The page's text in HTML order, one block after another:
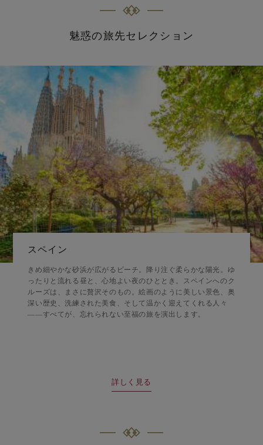
魅惑の旅先セレクション
スペイン
きめ細やかな砂浜が広がるビーチ。降り注ぐ柔らかな陽光。ゆ
ったりと流れる昼と、心地よい夜のひととき。スペインへのク
ルーズは、まさに贅沢そのもの。絵画のように美しい景色、奥
深い歴史、洗練された美食、そして温かく迎えてくれる人々
――すべてが、忘れられない至福の旅を演出します。
詳しく見る